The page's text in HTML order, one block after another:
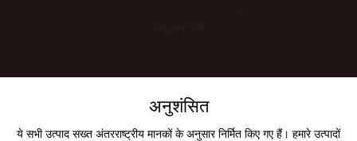
अनुशंसित
ये सभी उत्पाद सख्त अंतरराष्ट्रीय मानकों के अनुसार निर्मित किए गए हैं। हमारे उत्पादों